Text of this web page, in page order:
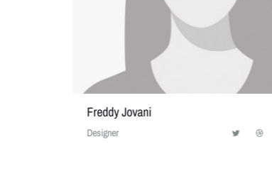
Freddy Jovani
Designer